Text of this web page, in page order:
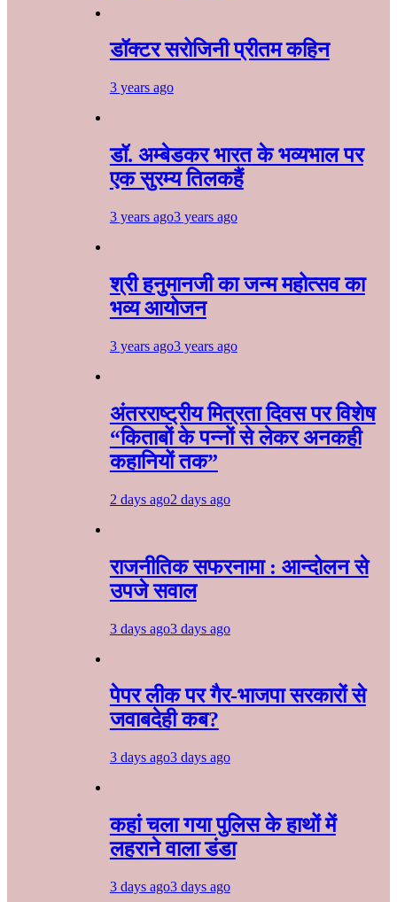
डॉक्टर सरोजिनी प्रीतम कहिन
3 years ago
डॉ. अम्बेडकर भारत के भव्यभाल पर
एक सुरम्य तिलकहैं
3 years ago3 years ago
श्री हनुमानजी का जन्म महोत्सव का
भव्य आयोजन
3 years ago3 years ago
अंतरराष्ट्रीय मित्रता दिवस पर विशेष
“किताबों के पन्नों से लेकर अनकही
कहानियों तक”
2 days ago2 days ago
राजनीतिक सफरनामा : आन्दोलन से
उपजे सवाल
3 days ago3 days ago
पेपर लीक पर गैर-भाजपा सरकारों से
जवाबदेही कब?
3 days ago3 days ago
कहां चला गया पुलिस के हाथों में
लहराने वाला डंडा
3 days ago3 days ago